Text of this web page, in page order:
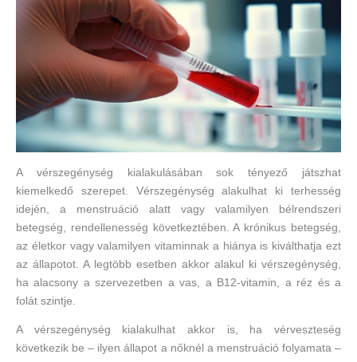
A vérszegénység kialakulásában sok tényező játszhat
kiemelkedő szerepet. Vérszegénység alakulhat ki terhesség
idején, a menstruáció alatt vagy valamilyen bélrendszeri
betegség, rendellenesség következtében. A krónikus betegség,
az életkor vagy valamilyen vitaminnak a hiánya is kiválthatja ezt
az állapotot. A legtöbb esetben akkor alakul ki vérszegénység,
ha alacsony a szervezetben a vas, a B12-vitamin, a réz és a
folát szintje.
A vérszegénység kialakulhat akkor is, ha vérveszteség
következik be – ilyen állapot a nőknél a menstruáció folyamata –